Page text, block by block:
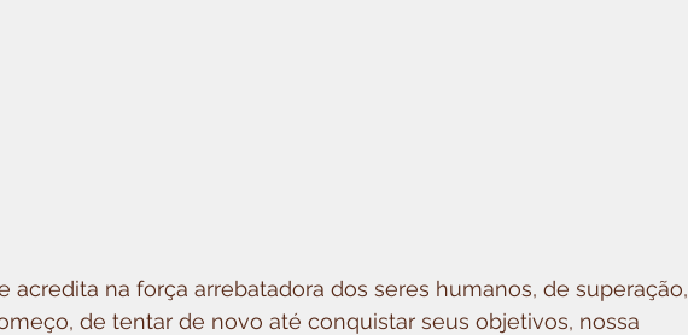
acredita na força arrebatadora dos seres humanos, de superação,
de tentar de novo até conquistar seus objetivos, nossa